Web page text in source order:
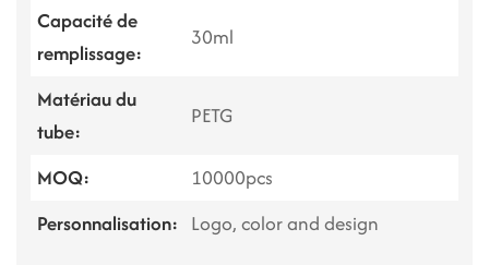
Capacité de
remplissage:
30ml
Matériau du
tube:
PETG
MOQ:
10000pcs
Personnalisation: Logo, color and design